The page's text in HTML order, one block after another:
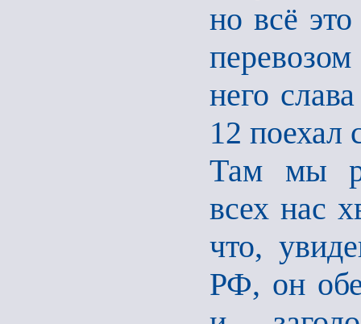
но всё
него
12
Там мы
всех нас
что,
РФ, он